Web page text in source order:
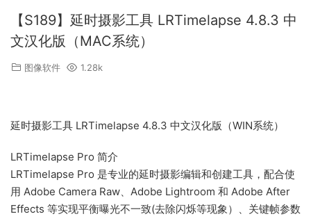
【S189】延时摄影工具 LRTimelapse 4.8.3 中
文汉化版（MAC系统）
图像软件 1.28k
延时摄影工具 LRTimelapse 4.8.3 中文汉化版（WIN系统）
LRTimelapse Pro 简介
LRTimelapse Pro 是专业的延时摄影编辑和创建工具，配合使
用 Adobe Camera Raw、Adobe Lightroom 和 Adobe After
Effects 等实现平衡曝光不一致(去除闪烁等现象）、关键帧参数